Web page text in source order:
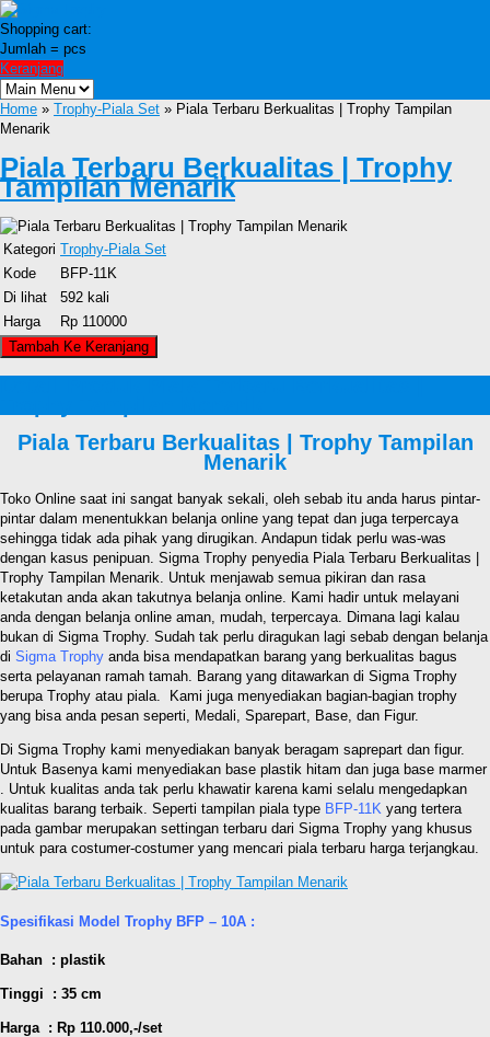
Shopping cart:
Jumlah = pcs
Keranjang
Home » Trophy-Piala Set » Piala Terbaru Berkualitas | Trophy Tampilan
Menarik
Piala Terbaru Berkualitas | Trophy
Tampilan Menarik
Kategori Trophy-Piala Set
Kode
BFP-11K
Di lihat
592 kali
Harga
Rp 110000
Piala Terbaru Berkualitas | Trophy Tampilan
Menarik
Toko Online saat ini sangat banyak sekali, oleh sebab itu anda harus pintar-
pintar dalam menentukkan belanja online yang tepat dan juga terpercaya
sehingga tidak ada pihak yang dirugikan. Andapun tidak perlu was-was
dengan kasus penipuan. Sigma Trophy penyedia Piala Terbaru Berkualitas |
Trophy Tampilan Menarik. Untuk menjawab semua pikiran dan rasa
ketakutan anda akan takutnya belanja online. Kami hadir untuk melayani
anda dengan belanja online aman, mudah, terpercaya. Dimana lagi kalau
bukan di Sigma Trophy. Sudah tak perlu diragukan lagi sebab dengan belanja
di Sigma Trophy anda bisa mendapatkan barang yang berkualitas bagus
serta pelayanan ramah tamah. Barang yang ditawarkan di Sigma Trophy
berupa Trophy atau piala. Kami juga menyediakan bagian-bagian trophy
yang bisa anda pesan seperti, Medali, Sparepart, Base, dan Figur.
Di Sigma Trophy kami menyediakan banyak beragam saprepart dan figur.
Untuk Basenya kami menyediakan base plastik hitam dan juga base marmer
. Untuk kualitas anda tak perlu khawatir karena kami selalu mengedapkan
kualitas barang terbaik. Seperti tampilan piala type BFP-11K yang tertera
pada gambar merupakan settingan terbaru dari Sigma Trophy yang khusus
untuk para costumer-costumer yang mencari piala terbaru harga terjangkau.
Spesifikasi Model Trophy BFP – 10A :
Bahan : plastik
Tinggi : 35 cm
Harga : Rp 110.000,-/set